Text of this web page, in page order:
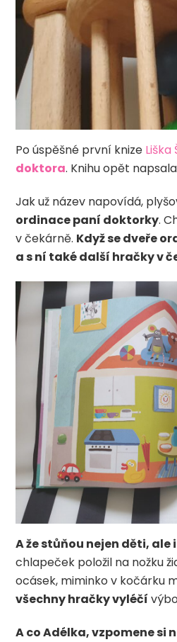
Po úspěšné první knize Liška
doktora. Knihu opět
Jak už název napovídá,
ordinace paní doktorky.
v čekárně. Když se dveře
a s ní také další hračky v
A že stůňou nejen děti,
chlapeček položil na nožku
ocásek, miminko v kočárku
všechny hračky vyléčí
A co Adélka, vzpomene si